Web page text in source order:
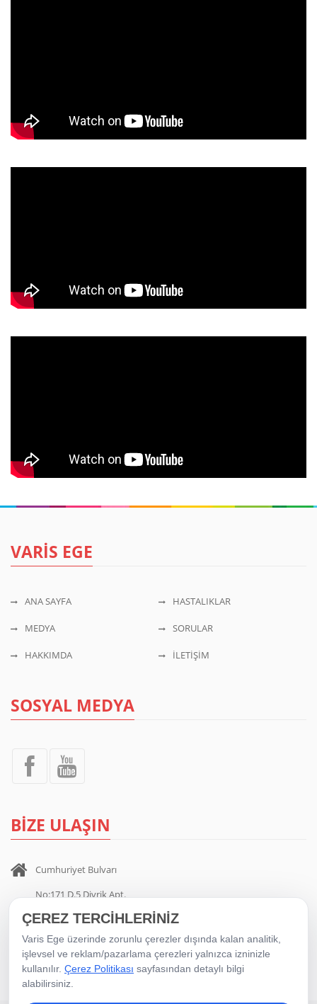
VARİS EGE
ANA SAYFA HASTALIKLAR
MEDYA SORULAR
HAKKIMDA İLETİŞİM
SOSYAL MEDYA
BİZE ULAŞIN
Cumhuriyet Bulvarı
No:171 D.5 Divrik Apt.
Alsancak / İZMİR
0 232 404 00 35- 0 532 705 11 81
ÇEREZ TERCİHLERİNİZ
Varis Ege üzerinde zorunlu çerezler dışında kalan analitik,
işlevsel ve reklam/pazarlama çerezleri yalnızca izninizle
kullanılır. Çerez Politikası sayfasından detaylı bilgi
alabilirsiniz.